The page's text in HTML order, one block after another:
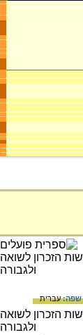
שפה:עברית